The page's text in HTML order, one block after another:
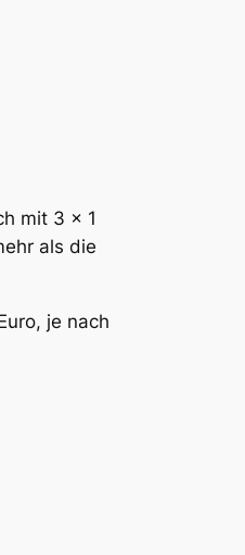
mit 3 x 1
als die
je nach